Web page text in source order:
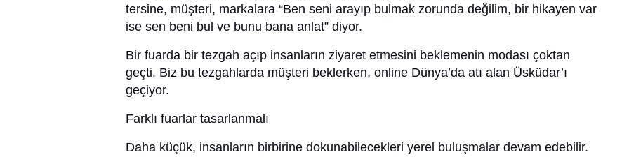
tersine, müşteri, markalara “Ben seni arayıp bulmak zorunda değilim, bir hikayen var
ise sen beni bul ve bunu bana anlat” diyor.
Bir fuarda bir tezgah açıp insanların ziyaret etmesini beklemenin modası çoktan
geçti. Biz bu tezgahlarda müşteri beklerken, online Dünya’da atı alan Üsküdar’ı
geçiyor.
Farklı fuarlar tasarlanmalı
Daha küçük, insanların birbirine dokunabilecekleri yerel buluşmalar devam edebilir.